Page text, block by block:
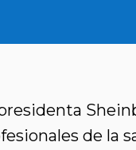
de la